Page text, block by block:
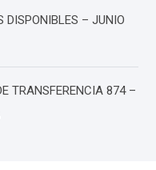
DISPONIBLES – JUNIO
TRANSFERENCIA 874 –